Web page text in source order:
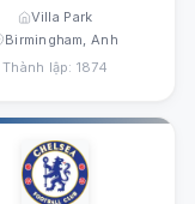
Villa Park
Birmingham, Anh
Thành lập: 1874